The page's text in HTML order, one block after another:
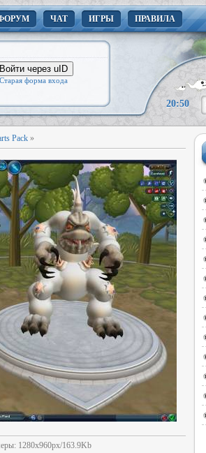
ЧАТ ИГРЫ ПРАВИЛА
Войти через uID
Старая форма входа
20:50
Pack »
: 1280x960px/163.9Kb